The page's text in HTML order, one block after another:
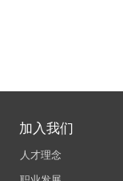
加入我们
人才理念